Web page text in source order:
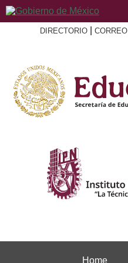
DIRECTORIO CORREO
Home